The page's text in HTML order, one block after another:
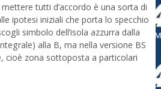
tutti d’accordo è una sorta di
ipotesi iniziali che porta lo specchio
simbolo dell’isola azzurra dalla
alla B, ma nella versione BS
cioè zona sottoposta a particolari